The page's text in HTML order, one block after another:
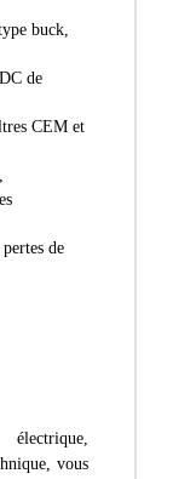
buck,
de
CEM et
de
vous